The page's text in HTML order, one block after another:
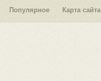
Популярное Карта сайта